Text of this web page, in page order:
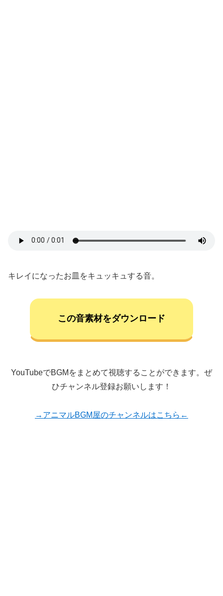
キレイになったお皿をキュッキュする音。
この音素材をダウンロード
YouTubeでBGMをまとめて視聴することができます。ぜ
ひチャンネル登録お願いします！
→アニマルBGM屋のチャンネルはこちら←